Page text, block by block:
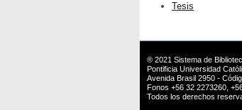
Tesis
® 2021 Sistema de
Pontificia Universidad
Avenida Brasil 2950 -
Fonos +56 32 2273260,
Todos los derechos